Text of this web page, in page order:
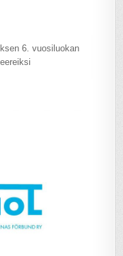
6. vuosiluokan